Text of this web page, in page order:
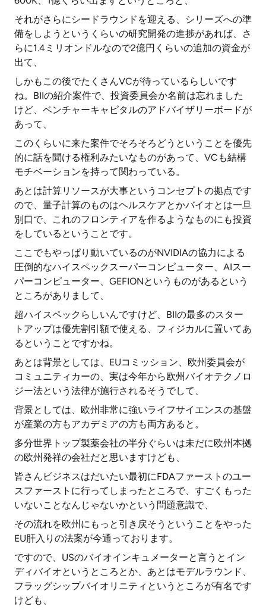
それがさらにシードラウンドを迎える、シリーズへの準
備をしようというくらいの研究開発の進捗があれば、さ
らに1.4ミリオンドルなので2億円くらいの追加の資金が
出て、
しかもこの後でたくさんVCが待っているらしいです
ね。BIIの紹介案件で、投資委員会か名前は忘れました
けど、ベンチャーキャピタルのアドバイザリーボードが
あって、
このくらいに来た案件でそろそろどうということを優先
的に話を聞ける権利みたいなものがあって、VCも結構
モチベーションを持って関わっている。
あとは計算リソースが大事というコンセプトの拠点です
ので、量子計算のものはヘルスケアとかバイオとは一旦
別口で、これのフロンティアを作るようなものにも投資
をしているということです。
ここでもやっぱり動いているのがNVIDIAの協力による
圧倒的なハイスペックスーパーコンピューター、AIスー
パーコンピューター、GEFIONというものがあるという
ところがありまして、
超ハイスペックらしいんですけど、BIIの最多のスター
トアップは優先割引額で使える、フィジカルに置いてあ
るということですかね。
あとは背景としては、EUコミッション、欧州委員会が
コミュニティカーの、実は今年から欧州バイオテクノロ
ジー法という法律が施行されるそうでして、
背景としては、欧州非常に強いライフサイエンスの基盤
が産業の方もアカデミアの方も両方あると。
多分世界トップ製薬会社の半分ぐらいは未だに欧州本拠
の欧州発祥の会社だと思いますけども、
皆さんビジネスはだいたい最初にFDAファーストのユー
スファーストに行ってしまったところで、すごくもった
いないことなんじゃないかという問題意識で、
その流れを欧州にもっと引き戻そうということをやった
EU肝入りの法案が今通っております。
ですので、USのバイオインキュメーターと言うとイン
ディバイオというところとか、あとはモデルラウンド、
フラッグシップバイオリニティというところが有名です
けども、